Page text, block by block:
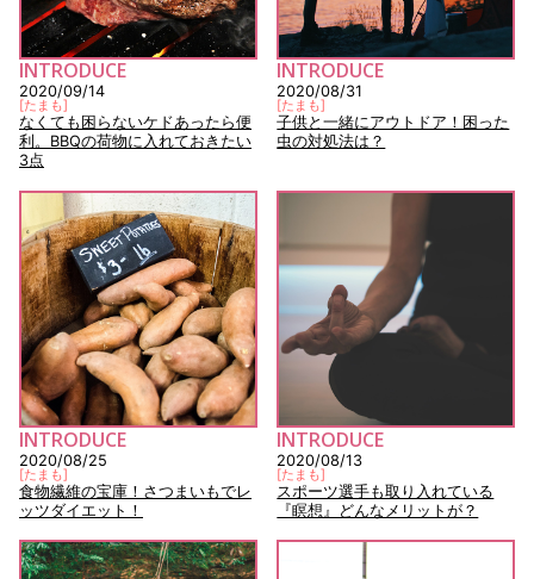
INTRODUCE
2020/09/14
[たまも]
なくても困らないケドあったら便
利。BBQの荷物に入れておきたい
3点
INTRODUCE
2020/08/31
[たまも]
子供と一緒にアウトドア！困った
虫の対処法は？
INTRODUCE
2020/08/25
[たまも]
食物繊維の宝庫！さつまいもでレ
ッツダイエット！
INTRODUCE
2020/08/13
[たまも]
スポーツ選手も取り入れている
『瞑想』どんなメリットが？